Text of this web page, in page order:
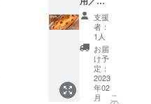
ご確認
くださ
い。
いたし
ます ・
原材料
及び添
加物等
の食品
表示は
お届け
商品の
2023年
12月の
間です
すで
にご希
望日程
がある
方は、
備考欄
す
備考欄
にお電
話番号
のご明
記をお
願いい
たしま
援、よ
ろしく
お願い
いたし
ます！
《内
容》 ◯
場所は
home
経営者
の皆様
と 熱く
ビジネ
スにつ
いて語
りた
い！ と
「いち
ごパウ
ンド
ケー
キ １
本」 い
ちごの
季節の
み登場
支援
者：
1人
お届
け予
定：
2023
年02
月
こ